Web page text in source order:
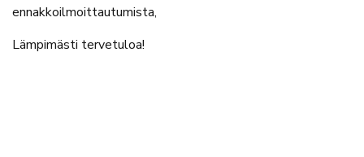
ennakkoilmoittautumista,
Lämpimästi tervetuloa!